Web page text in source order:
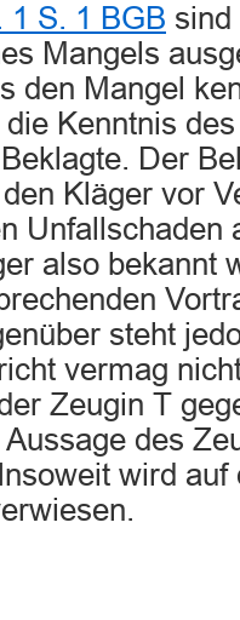
1 S. 1 BGB sind
Mangels
den Mangel
Kenntnis
Der
Kläger vor
Unfallschaden
also bekannt
steht
vermag
Zeugin T
des
wird auf